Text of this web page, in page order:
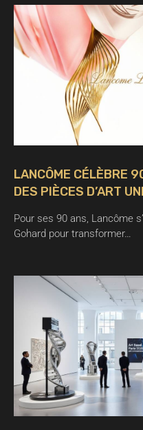
LANCÔME CÉLÈBRE
DES PIÈCES D’ART
Pour ses 90 ans, Lancôme
Gohard pour transformer…